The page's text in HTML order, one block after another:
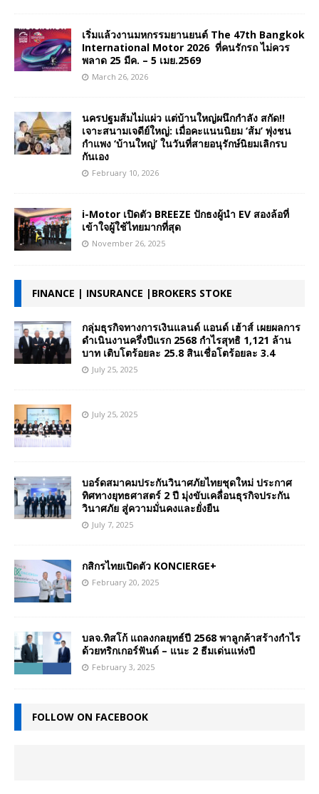
เริ่มแล้วงานมหกรรมยานยนต์ The 47th Bangkok
International Motor 2026 ที่คนรักรถ ไม่ควร
พลาด 25 มีค. – 5 เมย.2569
March 26, 2026
นครปฐมส้มไม่แผ่ว แต่บ้านใหญ่ผนึกกำลัง สกัด!!
เจาะสนามเจดีย์ใหญ่: เมื่อคะแนนนิยม ‘ส้ม’ พุ่งชน
กำแพง ‘บ้านใหญ่’ ในวันที่สายอนุรักษ์นิยมเลิกรบ
กันเอง
February 10, 2026
i-Motor เปิดตัว BREEZE ปักธงผู้นำ EV สองล้อที่
เข้าใจผู้ใช้ไทยมากที่สุด
November 26, 2025
FINANCE | INSURANCE |BROKERS STOKE
กลุ่มธุรกิจทางการเงินแลนด์ แอนด์ เฮ้าส์ เผยผลการ
ดำเนินงานครึ่งปีแรก 2568 กำไรสุทธิ 1,121 ล้าน
บาท เติบโตร้อยละ 25.8 สินเชื่อโตร้อยละ 3.4
July 25, 2025
July 25, 2025
บอร์ดสมาคมประกันวินาศภัยไทยชุดใหม่ ประกาศ
ทิศทางยุทธศาสตร์ 2 ปี มุ่งขับเคลื่อนธุรกิจประกัน
วินาศภัย สู่ความมั่นคงและยั่งยืน
July 7, 2025
กสิกรไทยเปิดตัว KONCIERGE+
February 20, 2025
บลจ.ทิสโก้ แถลงกลยุทธ์ปี 2568 พาลูกค้าสร้างกำไร
ด้วยทริกเกอร์ฟันด์ – แนะ 2 ธีมเด่นแห่งปี
February 3, 2025
FOLLOW ON FACEBOOK